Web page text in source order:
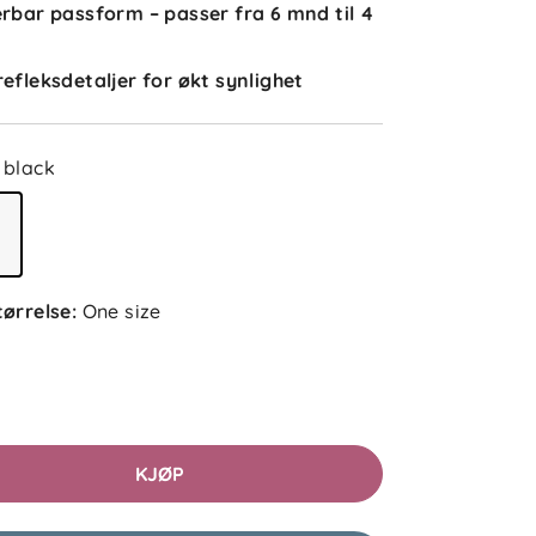
passform – passer fra 6 mnd til 4
for økt synlighet
black
: One size
KJØP
Cecilia Bekreftet kjøper
Inger-Marlen